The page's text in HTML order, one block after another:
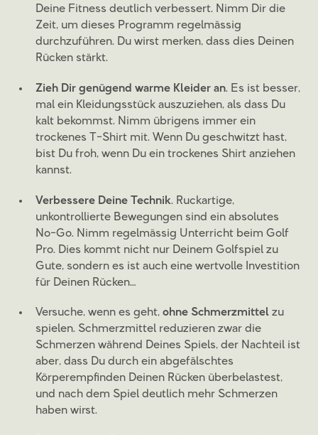
Deine Fitness deutlich verbessert. Nimm Dir die
Zeit, um dieses Programm regelmässig
durchzuführen. Du wirst merken, dass dies Deinen
Rücken stärkt.
Zieh Dir genügend warme Kleider an. Es ist besser,
mal ein Kleidungsstück auszuziehen, als dass Du
kalt bekommst. Nimm übrigens immer ein
trockenes T-Shirt mit. Wenn Du geschwitzt hast,
bist Du froh, wenn Du ein trockenes Shirt anziehen
kannst.
Verbessere Deine Technik. Ruckartige,
unkontrollierte Bewegungen sind ein absolutes
No-Go. Nimm regelmässig Unterricht beim Golf
Pro. Dies kommt nicht nur Deinem Golfspiel zu
Gute, sondern es ist auch eine wertvolle Investition
für Deinen Rücken…
Versuche, wenn es geht, ohne Schmerzmittelzu
spielen. Schmerzmittel reduzieren zwar die
Schmerzen während Deines Spiels, der Nachteil ist
aber, dass Du durch ein abgefälschtes
Körperempfinden Deinen Rücken überbelastest,
und nach dem Spiel deutlich mehr Schmerzen
haben wirst.